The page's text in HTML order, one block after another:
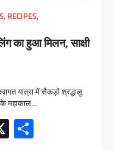
, RECIPES,
का हुआ मिलन, साक्षी
यात्रा में सैकड़ों श्रद्धालु
के महाकाल…
X